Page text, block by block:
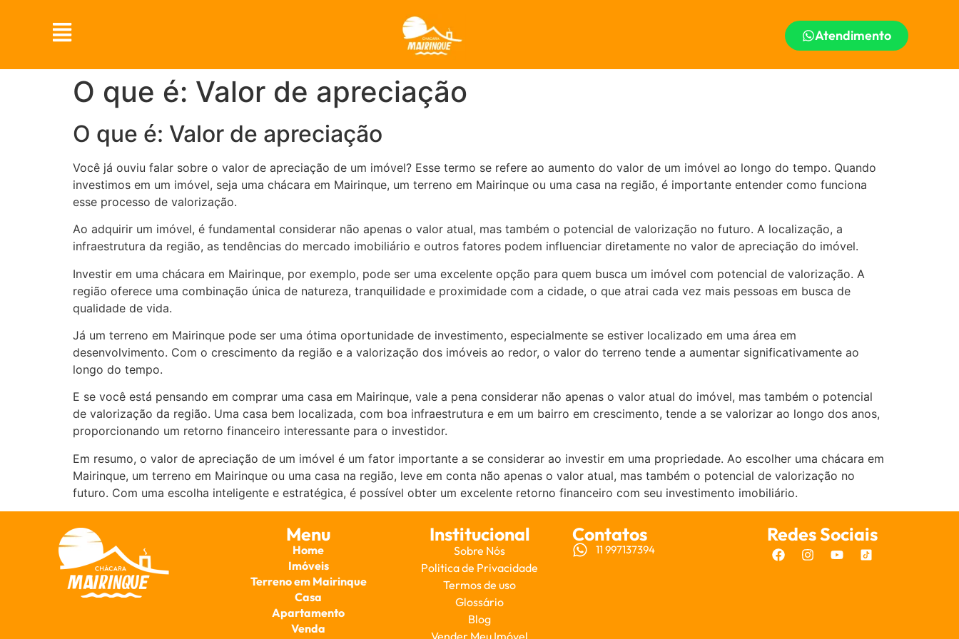
Atendimento
O que é: Valor de apreciação
O que é: Valor de apreciação
Você já ouviu falar sobre o valor de apreciação de um imóvel? Esse termo se refere ao aumento do valor de um imóvel ao longo do tempo. Quando
investimos em um imóvel, seja uma chácara em Mairinque, um terreno em Mairinque ou uma casa na região, é importante entender como funciona
esse processo de valorização.
Ao adquirir um imóvel, é fundamental considerar não apenas o valor atual, mas também o potencial de valorização no futuro. A localização, a
infraestrutura da região, as tendências do mercado imobiliário e outros fatores podem influenciar diretamente no valor de apreciação do imóvel.
Investir em uma chácara em Mairinque, por exemplo, pode ser uma excelente opção para quem busca um imóvel com potencial de valorização. A
região oferece uma combinação única de natureza, tranquilidade e proximidade com a cidade, o que atrai cada vez mais pessoas em busca de
qualidade de vida.
Já um terreno em Mairinque pode ser uma ótima oportunidade de investimento, especialmente se estiver localizado em uma área em
desenvolvimento. Com o crescimento da região e a valorização dos imóveis ao redor, o valor do terreno tende a aumentar significativamente ao
longo do tempo.
E se você está pensando em comprar uma casa em Mairinque, vale a pena considerar não apenas o valor atual do imóvel, mas também o potencial
de valorização da região. Uma casa bem localizada, com boa infraestrutura e em um bairro em crescimento, tende a se valorizar ao longo dos anos,
proporcionando um retorno financeiro interessante para o investidor.
Em resumo, o valor de apreciação de um imóvel é um fator importante a se considerar ao investir em uma propriedade. Ao escolher uma chácara em
Mairinque, um terreno em Mairinque ou uma casa na região, leve em conta não apenas o valor atual, mas também o potencial de valorização no
futuro. Com uma escolha inteligente e estratégica, é possível obter um excelente retorno financeiro com seu investimento imobiliário.
Menu
Home
Imóveis
Terreno em Mairinque
Casa
Apartamento
Venda
Institucional
Sobre Nós
Politica de Privacidade
Termos de uso
Glossário
Blog
Contatos
11 997137394
Redes Sociais